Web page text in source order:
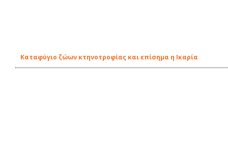
Καταφύγιο ζώων κτηνοτροφίας και επίσημα η Ικαρία